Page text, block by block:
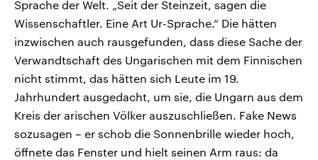
Sprache der Welt. „Seit der Steinzeit, sagen die
Wissenschaftler. Eine Art Ur-Sprache.“ Die hätten
inzwischen auch rausgefunden, dass diese Sache der
Verwandtschaft des Ungarischen mit dem Finnischen
nicht stimmt, das hätten sich Leute im 19.
Jahrhundert ausgedacht, um sie, die Ungarn aus dem
Kreis der arischen Völker auszuschließen. Fake News
sozusagen – er schob die Sonnenbrille wieder hoch,
öffnete das Fenster und hielt seinen Arm raus: da